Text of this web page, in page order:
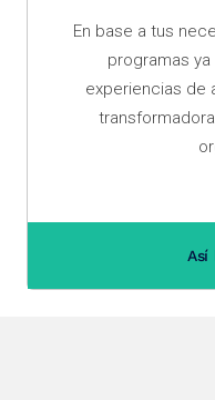
En base a tus
programas
experiencias de
Así